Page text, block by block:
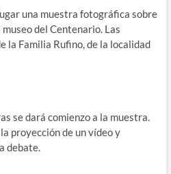
una muestra fotográfica sobre
del Centenario. Las
la Familia Rufino, de la localidad
se dará comienzo a la muestra.
proyección de un vídeo y
debate.